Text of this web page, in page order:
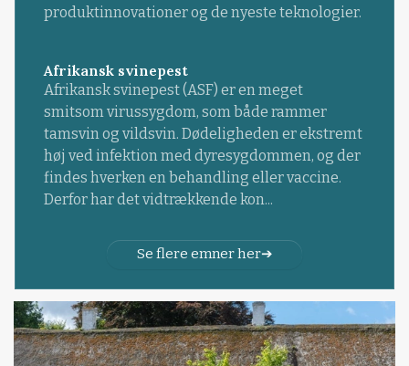
produktinnovationer og de nyeste teknologier.
Afrikansk svinepest
Afrikansk svinepest (ASF) er en meget
smitsom virussygdom, som både rammer
tamsvin og vildsvin. Dødeligheden er ekstremt
høj ved infektion med dyresygdommen, og der
findes hverken en behandling eller vaccine.
Derfor har det vidtrækkende kon...
Se flere emner her